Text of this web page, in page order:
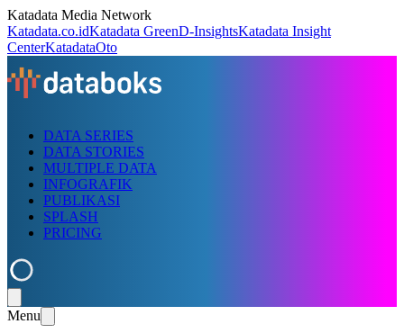
Katadata Media Network
Katadata.co.idKatadata GreenD-InsightsKatadata Insight
CenterKatadataOto
DATA SERIES
DATA STORIES
MULTIPLE DATA
INFOGRAFIK
PUBLIKASI
SPLASH
PRICING
Menu